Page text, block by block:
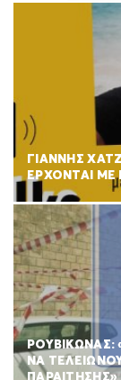
ΓΙΑΝΝΗΣ
ΕΡΧΟΝΤΑΙ ΜΕ
ΡΟΥΒΊΚΩΝΑΣ:
ΝΑ
ΠΑΡΑΊΤΗΣΗΣ»